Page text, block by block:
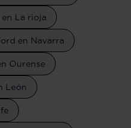
La rioja
en Navarra
Ourense
León